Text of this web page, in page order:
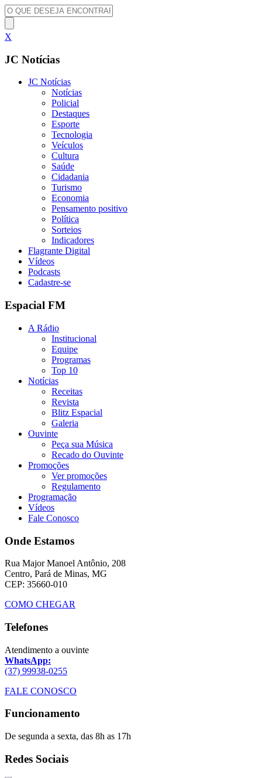
X
JC Notícias
JC Notícias
Notícias
Policial
Destaques
Esporte
Tecnologia
Veículos
Cultura
Saúde
Cidadania
Turismo
Economia
Pensamento positivo
Política
Sorteios
Indicadores
Flagrante Digital
Vídeos
Podcasts
Cadastre-se
Espacial FM
A Rádio
Institucional
Equipe
Programas
Top 10
Notícias
Receitas
Revista
Blitz Espacial
Galeria
Ouvinte
Peça sua Música
Recado do Ouvinte
Promoções
Ver promoções
Regulamento
Programação
Vídeos
Fale Conosco
Onde Estamos
Rua Major Manoel Antônio, 208
Centro, Pará de Minas, MG
CEP: 35660-010
COMO CHEGAR
Telefones
Atendimento a ouvinte
WhatsApp:
(37) 99938-0255
FALE CONOSCO
Funcionamento
De segunda a sexta, das 8h as 17h
Redes Sociais